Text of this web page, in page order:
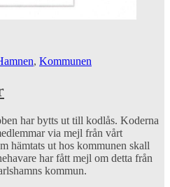
, Kommunen
har bytts ut till kodlås. Koderna
via mejl från vårt
hämtats ut hos kommunen skall
har fått mejl om detta från
kommun.